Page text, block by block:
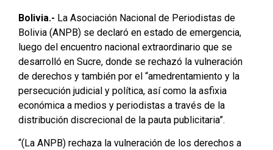
Bolivia.- La Asociación Nacional de Periodistas de
Bolivia (ANPB) se declaró en estado de emergencia,
luego del encuentro nacional extraordinario que se
desarrolló en Sucre, donde se rechazó la vulneración
de derechos y también por el “amedrentamiento y la
persecución judicial y política, así como la asfixia
económica a medios y periodistas a través de la
distribución discrecional de la pauta publicitaria”.
“(La ANPB) rechaza la vulneración de los derechos a